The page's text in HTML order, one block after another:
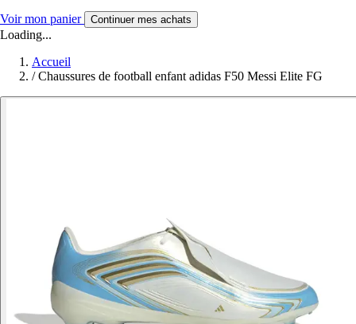
Voir mon panier Continuer mes achats
Loading...
Accueil
/ Chaussures de football enfant adidas F50 Messi Elite FG